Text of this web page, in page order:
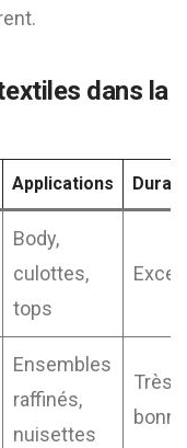
dans la
Applications
Body,
culottes,
tops
Ensembles
raffinés,
nuisettes
Très
bonne